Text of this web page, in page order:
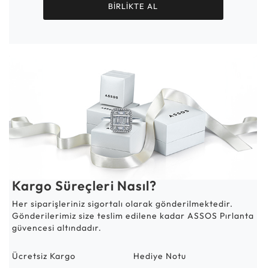
BİRLİKTE AL
Kargo Süreçleri Nasıl?
Her siparişleriniz sigortalı olarak gönderilmektedir.
Gönderilerimiz size teslim edilene kadar ASSOS Pırlanta
güvencesi altındadır.
Ücretsiz Kargo Hediye Notu